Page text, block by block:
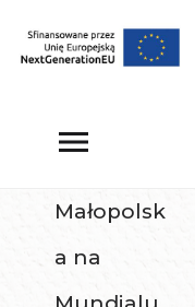
Małopolsk
a na